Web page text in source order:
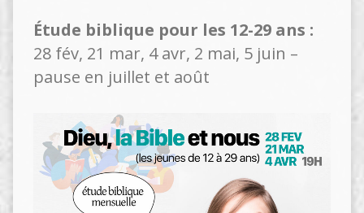
Étude biblique pour les 12-29 ans :
28 fév, 21 mar, 4 avr, 2 mai, 5 juin –
pause en juillet et août